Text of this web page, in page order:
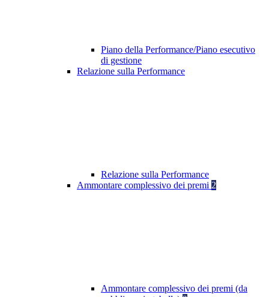
Piano della Performance/Piano esecutivo
di gestione
Relazione sulla Performance
Relazione sulla Performance
Ammontare complessivo dei premi 2
Ammontare complessivo dei premi (da